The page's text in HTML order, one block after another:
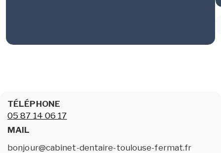
TÉLÉPHONE
05 87 14 06 17
MAIL
bonjour@cabinet-dentaire-toulouse-fermat.fr